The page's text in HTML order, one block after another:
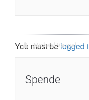
Michael Vaupel
You must belogged
Spende